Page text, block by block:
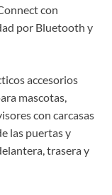
con
por Bluetooth y
accesorios
mascotas,
con carcasas
las puertas y
trasera y